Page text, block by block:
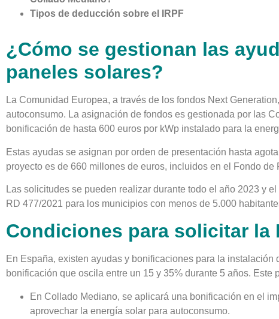
Tipos de deducción sobre el IRPF
¿Cómo se gestionan las
paneles solares?
La Comunidad Europea, a través de los fondos Next
autoconsumo. La asignación de fondos es gestionada por las
bonificación de hasta 600 euros por kWp instalado para la
Estas ayudas se asignan por orden de presentación hasta
proyecto es de 660 millones de euros, incluidos en el Fondo
Las solicitudes se pueden realizar durante todo el año 2023 y
RD 477/2021 para los municipios con menos de 5.000
Condiciones para solicitar la
En España, existen ayudas y bonificaciones para la
bonificación que oscila entre un 15 y 35% durante 5 años.
En Collado Mediano, se aplicará una bonificación en el
aprovechar la energía solar para autoconsumo.